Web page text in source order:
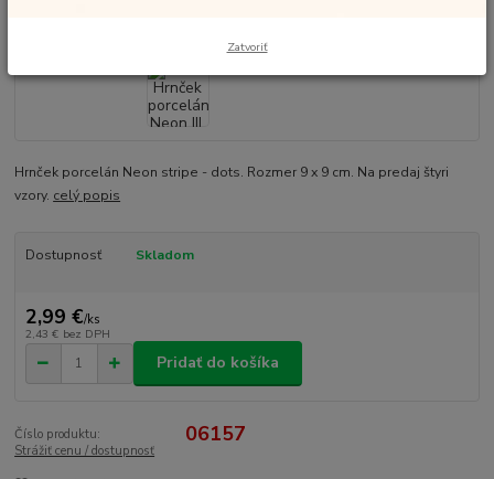
Hrnček porcelán Neon stripe - dots. Rozmer 9 x 9 cm. Na predaj štyri
vzory. celý popis
Dostupnosť Skladom
2,99 €/ks
2,43 € bez DPH
Pridať do košíka
Číslo produktu: 06157
Strážiť cenu / dostupnosť
Zatvoriť